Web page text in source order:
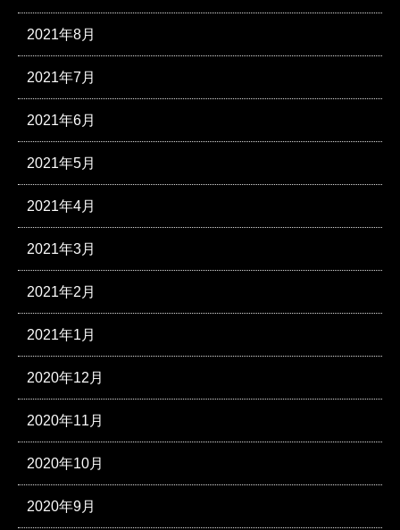
2021年8月
2021年7月
2021年6月
2021年5月
2021年4月
2021年3月
2021年2月
2021年1月
2020年12月
2020年11月
2020年10月
2020年9月